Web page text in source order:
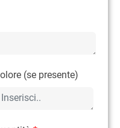
(se presente)